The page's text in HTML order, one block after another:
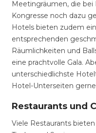
Meetingräumen, die
Kongresse noch dazu
Hotels bieten zudem
entsprechenden
Räumlichkeiten und
eine prachtvolle Gala.
unterschiedlichste
Hotel-Unterseiten
Restaurants und
Viele Restaurants